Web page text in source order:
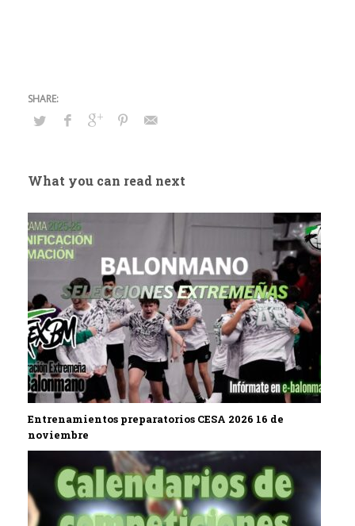
What you can read next
Entrenamientos preparatorios CESA 2026 16 de
noviembre